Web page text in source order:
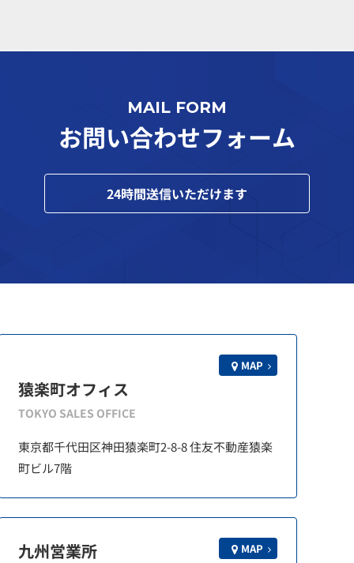
MAIL FORM
お問い合わせフォーム
24時間送信いただけます
猿楽町オフィス
TOKYO SALES OFFICE
MAP
東京都千代田区神田猿楽町2-8-8 住友不動産猿楽
町ビル7階
九州営業所 MAP